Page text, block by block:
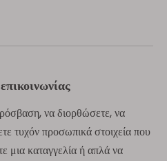
να διορθώσετε, να
τυχόν προσωπικά στοιχεία που
μια καταγγελία ή απλά να